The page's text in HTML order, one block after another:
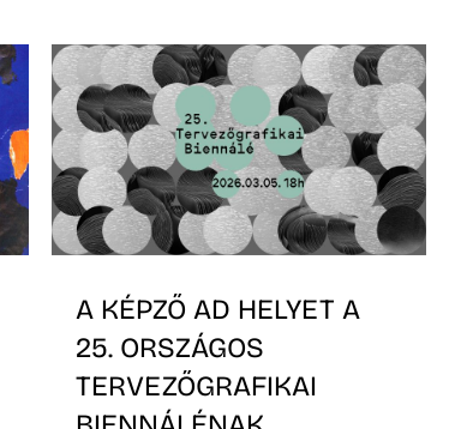
A KÉPZŐ AD HELYET A
25. ORSZÁGOS
TERVEZŐGRAFIKAI